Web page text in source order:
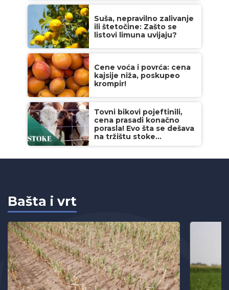
Suša, nepravilno zalivanje
ili štetočine: Zašto se
listovi limuna uvijaju?
Cene voća i povrća: cena
kajsije niža, poskupeo
krompir!
Tovni bikovi pojeftinili,
cena prasadi konačno
porasla! Evo šta se dešava
na tržištu stoke...
Bašta i vrt